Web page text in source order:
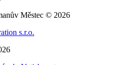
Městec © 2026
s.r.o.